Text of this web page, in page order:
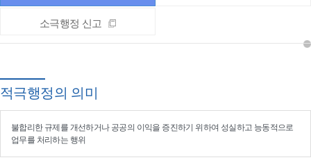
소극행정 신고
적극행정의 의미
불합리한 규제를 개선하거나 공공의 이익을 증진하기 위하여 성실하고 능동적으로
업무를 처리하는 행위